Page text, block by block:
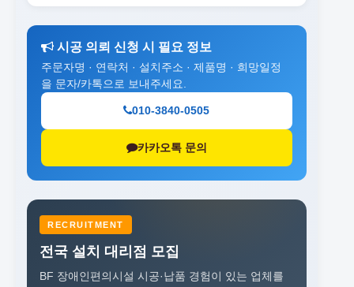
시공 의뢰 신청 시 필요 정보
주문자명 · 연락처 · 설치주소 · 제품명 · 희망일정
을 문자/카톡으로 보내주세요.
010-3840-0505
카카오톡 문의
RECRUITMENT
전국 설치 대리점 모집
BF 장애인편의시설 시공·납품 경험이 있는 업체를